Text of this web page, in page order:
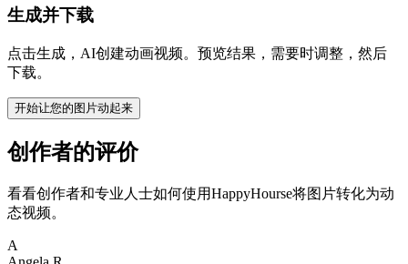
生成并下载
点击生成，AI创建动画视频。预览结果，需要时调整，然后
下载。
开始让您的图片动起来
创作者的评价
看看创作者和专业人士如何使用HappyHourse将图片转化为动
态视频。
A